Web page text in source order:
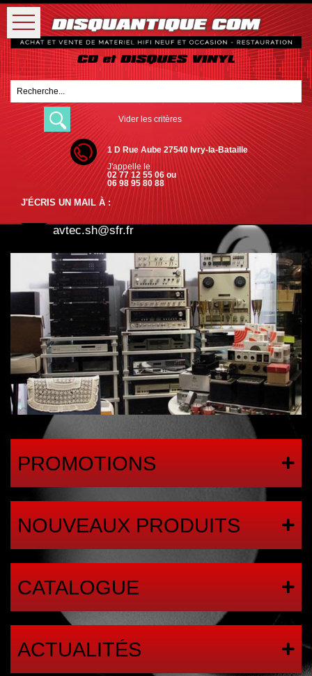
Vider les critères
1 D Rue Aube 27540 Ivry-la-Bataille
J'appelle le
02 77 12 55 06 ou
06 98 95 80 88
J'ÉCRIS UN MAIL À :
avtec.sh@sfr.fr
PROMOTIONS
NOUVEAUX PRODUITS
CATALOGUE
ACTUALITÉS